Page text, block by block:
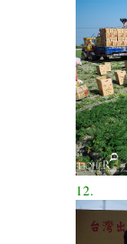
12.